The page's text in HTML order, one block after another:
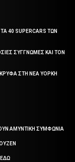
40 SUPERCARS ΤΩΝ
ΣΥΓΓΝΩΜΕΣ ΚΑΙ ΤΟΝ
ΚΡΥΦΑ ΣΤΗ ΝΕΑ ΥΟΡΚΗ
ΑΜΥΝΤΙΚΗ ΣΥΜΦΩΝΙΑ